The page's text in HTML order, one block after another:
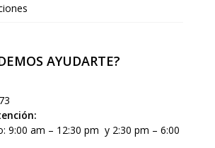
AYUDARTE?
9:00 am – 12:30 pm y 2:30 pm – 6:00